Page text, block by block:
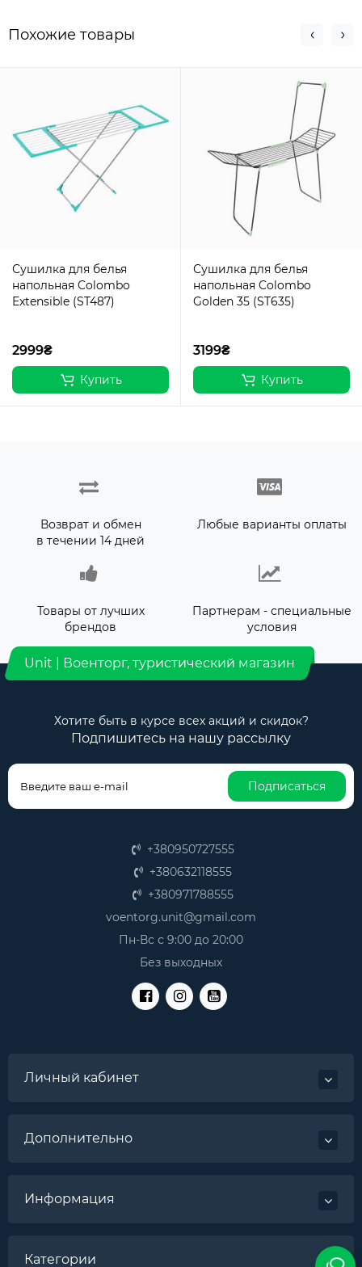
Похожие товары
Сушилка для белья
напольная Colombo
Extensible (ST487)
2999₴
Купить
Сушилка для белья
напольная Colombo
Golden 35 (ST635)
3199₴
Купить
Возврат и обмен
в течении 14 дней
Любые варианты оплаты
Товары от лучших
брендов
Партнерам - специальные
условия
Unit | Военторг, туристический магазин
Хотите быть в курсе всех акций и скидок?
Подпишитесь на нашу рассылку
Подписаться
+380950727555
+380632118555
+380971788555
voentorg.unit@gmail.com
Пн-Вс с 9:00 до 20:00
Без выходных
Личный кабинет
Дополнительно
Информация
Категории